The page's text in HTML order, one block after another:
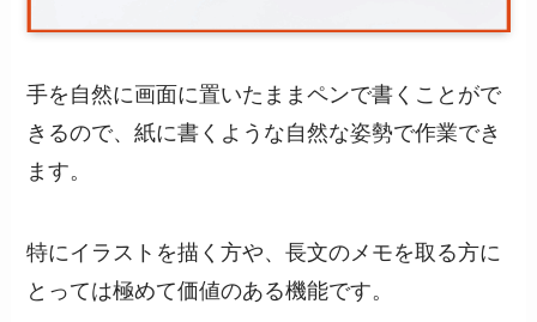
手を自然に画面に置いたままペンで書くことがで
きるので、紙に書くような自然な姿勢で作業でき
ます。
特にイラストを描く方や、長文のメモを取る方に
とっては極めて価値のある機能です。